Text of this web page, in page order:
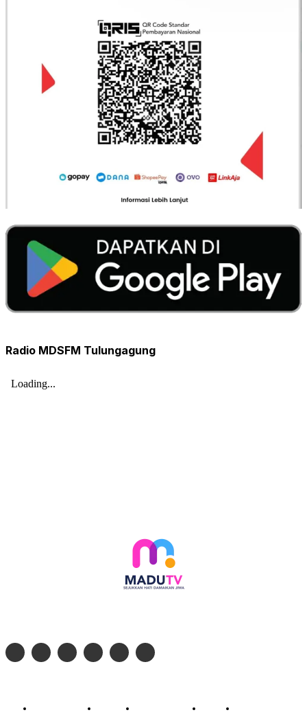
Radio MDSFM Tulungagung
Profil Madu TV Redaksi Pedoman Siber Kontak